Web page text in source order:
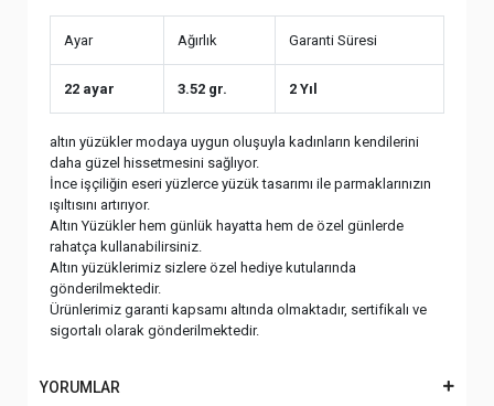
Ayar Ağırlık Garanti Süresi
22 ayar 3.52 gr. 2 Yıl
altın yüzükler modaya uygun oluşuyla kadınların kendilerini
daha güzel hissetmesini sağlıyor.
İnce işçiliğin eseri yüzlerce yüzük tasarımı ile parmaklarınızın
ışıltısını artırıyor.
Altın Yüzükler hem günlük hayatta hem de özel günlerde
rahatça kullanabilirsiniz.
Altın yüzüklerimiz sizlere özel hediye kutularında
gönderilmektedir.
Ürünlerimiz garanti kapsamı altında olmaktadır, sertifikalı ve
sigortalı olarak gönderilmektedir.
YORUMLAR